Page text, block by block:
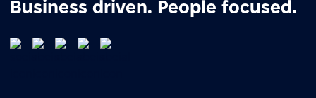
Business driven. People focused.